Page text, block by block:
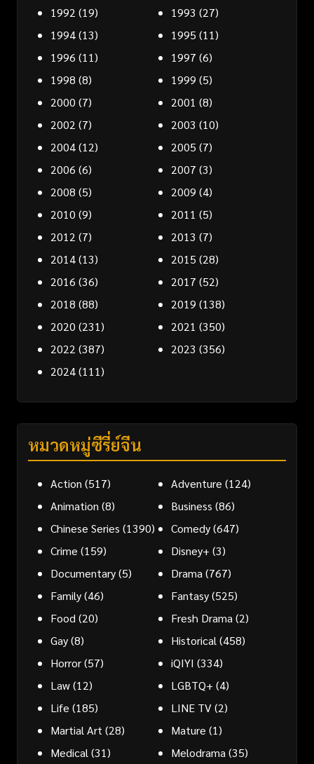
1992 (19) 1993 (27)
1994(13) 1995 (11)
1996 (11) 1997 (6)
1998 (8) 1999 (5)
2000 (7) 2001 (8)
2002 (7) 2003 (10)
2004(12) 2005 (7)
2006 (6) 2007 (3)
2008 (5) 2009 (4)
2010 (9) 2011 (5)
2012 (7) 2013 (7)
2014(13) 2015 (28)
2016 (36) 2017 (52)
2018 (88) 2019 (138)
2020 (231) 2021 (350)
2022 (387) 2023 (356)
2024(111)
หมวดหมู่ซีรี่ย์จีน
Action (517) Adventure (124)
Animation (8) Business (86)
Chinese Series (1390) Comedy(647)
Crime (159) Disney+ (3)
Documentary(5) Drama (767)
Family(46) Fantasy(525)
Food (20) Fresh Drama (2)
Gay(8) Historical (458)
Horror(57) iQIYI (334)
Law(12) LGBTQ+ (4)
Life (185) LINE TV(2)
Martial Art (28) Mature (1)
Medical (31) Melodrama (35)